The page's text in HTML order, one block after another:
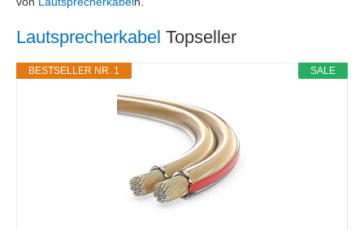
Lautsprecherkabel Topseller
SALE
BESTSELLER NR. 1